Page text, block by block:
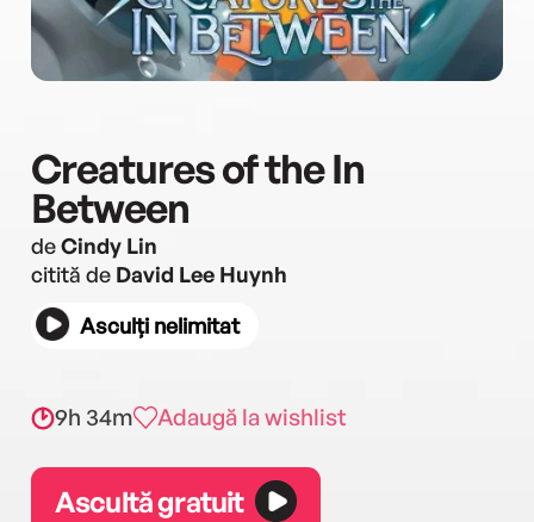
Creatures of the In
Between
deCindy Lin
citită de David Lee Huynh
Asculți nelimitat
9h 34m Adaugă la wishlist
Ascultă gratuit